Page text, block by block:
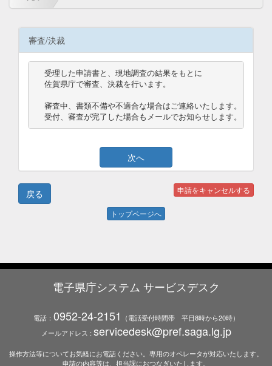
審査/決裁
受理した申請書と、現地調査の結果をもとに
佐賀県庁で審査、決裁を行います。
審査中、書類不備や不適合な場合はご連絡いたします。
受付、審査が完了した場合もメールでお知らせします。
トップページへ
電子県庁システム サービスデスク
電話： 0952-24-2151
（電話受付時間帯 平日8時から20時）
メールアドレス : servicedesk@pref.saga.lg.jp
操作方法等についてお気軽にお電話ください。専用のオペレータが対応いたします。
申請の内容等は、担当課におつなぎいたします。